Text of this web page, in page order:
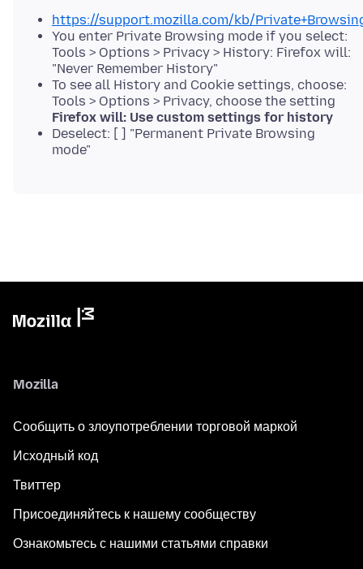
https://support.mozilla.com/kb/
You enter Private Browsing mode if you select:
Tools > Options > Privacy > History: Firefox will:
"Never Remember History"
To see all History and Cookie settings, choose:
Tools > Options > Privacy, choose the setting
Firefox will: Use custom settings for history
Deselect: [ ] "Permanent Private Browsing
mode"
Mozilla
Сообщить о злоупотреблении торговой маркой
Исходный код
Твиттер
Присоединяйтесь к нашему сообществу
Ознакомьтесь с нашими статьями справки